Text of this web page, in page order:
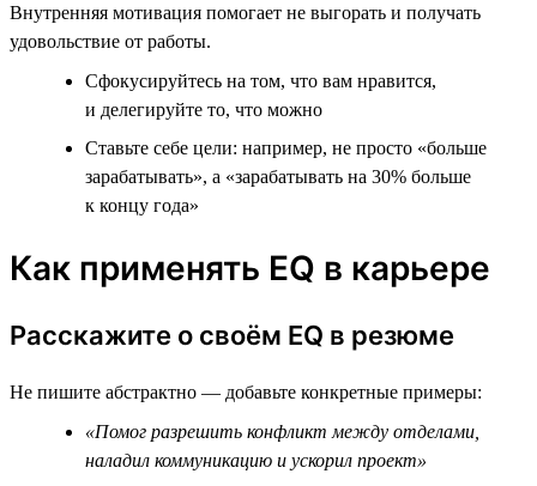
Внутренняя мотивация помогает не выгорать и получать
удовольствие от работы.
Сфокусируйтесь на том, что вам нравится,
и делегируйте то, что можно
Ставьте себе цели: например, не просто «больше
зарабатывать», а «зарабатывать на 30% больше
к концу года»
Как применять EQ в карьере
Расскажите о своём EQ в резюме
Не пишите абстрактно — добавьте конкретные примеры:
«Помог разрешить конфликт между отделами,
наладил коммуникацию и ускорил проект»